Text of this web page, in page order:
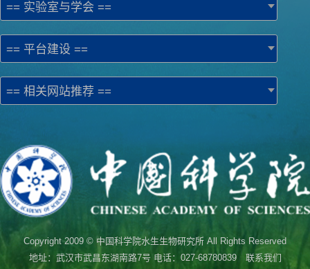
== 实验室与学会 ==
== 平台建设 ==
== 相关网站推荐 ==
Copyright 2009 © 中国科学院水生生物研究所 All Rights Reserved
地址：武汉市武昌东湖南路7号 电话：027-68780839 联系我们